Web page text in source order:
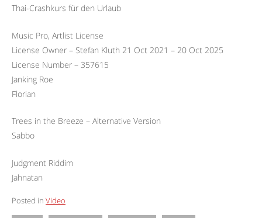
Thai-Crashkurs für den Urlaub
Music Pro, Artlist License
License Owner – Stefan Kluth 21 Oct 2021 – 20 Oct 2025
License Number – 357615
Janking Roe
Florian
Trees in the Breeze – Alternative Version
Sabbo
Judgment Riddim
Jahnatan
Posted in Video